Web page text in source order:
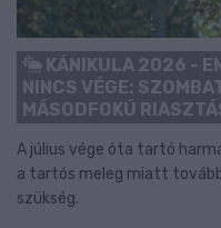
KÁNIKULA 2026 -
NINCS VÉGE:
MÁSODFOKÚ
A július vége óta tartó
a tartós meleg miatt
szükség.